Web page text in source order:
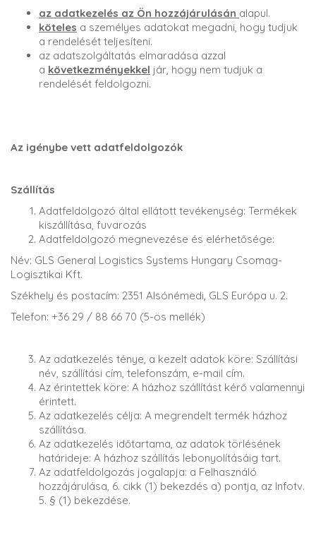
az adatkezelés az Ön hozzájárulásán alapul.
köteles a személyes adatokat megadni, hogy tudjuk
a rendelését teljesíteni.
az adatszolgáltatás elmaradása azzal
a következményekkel jár, hogy nem tudjuk a
rendelését feldolgozni.
Az igénybe vett adatfeldolgozók
Szállítás
Adatfeldolgozó által ellátott tevékenység: Termékek
kiszállítása, fuvarozás
Adatfeldolgozó megnevezése és elérhetősége:
Név: GLS General Logistics Systems Hungary Csomag-
Logisztikai Kft.
Székhely és postacím: 2351 Alsónémedi, GLS Európa u. 2.
Telefon: +36 29 / 88 66 70 (5-ös mellék)
Az adatkezelés ténye, a kezelt adatok köre: Szállítási
név, szállítási cím, telefonszám, e-mail cím.
Az érintettek köre: A házhoz szállítást kérő valamennyi
érintett.
Az adatkezelés célja: A megrendelt termék házhoz
szállítása.
Az adatkezelés időtartama, az adatok törlésének
határideje: A házhoz szállítás lebonyolításáig tart.
Az adatfeldolgozás jogalapja: a Felhasználó
hozzájárulása, 6. cikk (1) bekezdés a) pontja, az Infotv.
5. § (1) bekezdése.